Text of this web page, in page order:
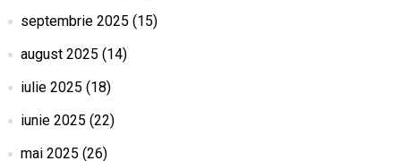
septembrie 2025 (15)
august 2025 (14)
iulie 2025 (18)
iunie 2025 (22)
mai 2025 (26)